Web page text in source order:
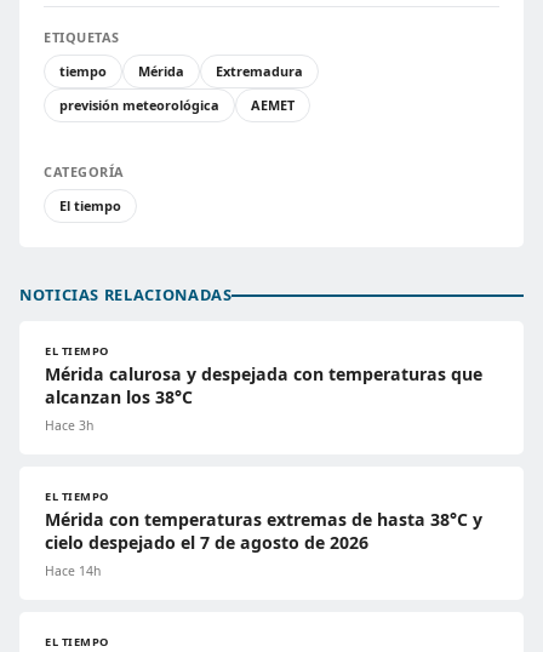
ETIQUETAS
tiempo
Mérida
Extremadura
previsión meteorológica
AEMET
CATEGORÍA
El tiempo
NOTICIAS RELACIONADAS
EL TIEMPO
Mérida calurosa y despejada con temperaturas que
alcanzan los 38°C
Hace 3h
EL TIEMPO
Mérida con temperaturas extremas de hasta 38°C y
cielo despejado el 7 de agosto de 2026
Hace 14h
EL TIEMPO